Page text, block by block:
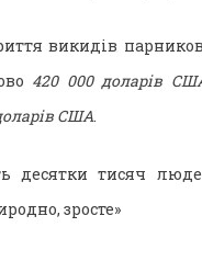
викидів
420 000 доларів
США.
десятки тисяч
зросте»